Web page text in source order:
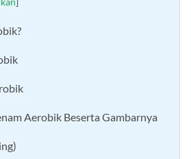
Aerobik Beserta Gambarnya